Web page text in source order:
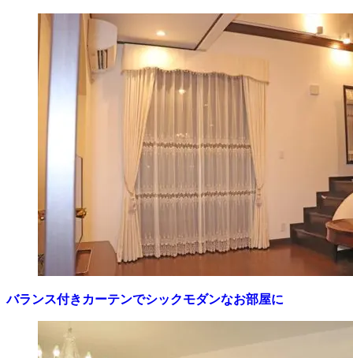
バランス付きカーテンでシックモダンなお部屋に